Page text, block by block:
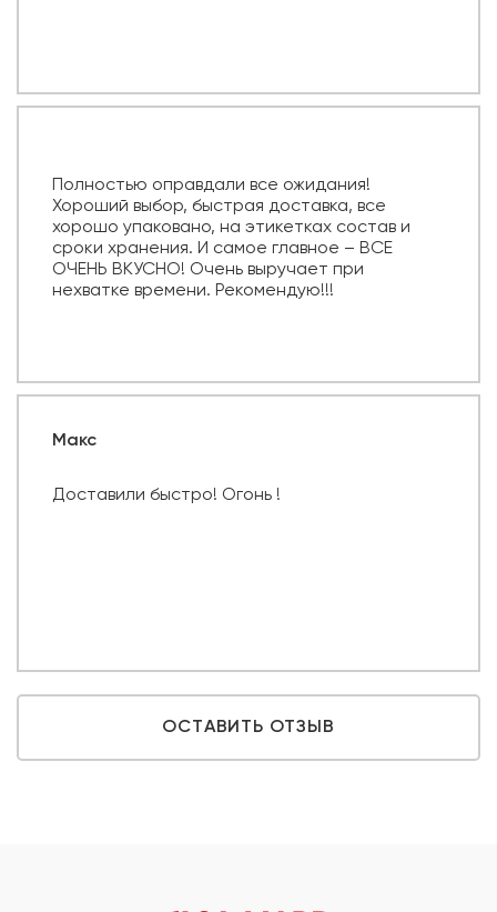
Полностью оправдали все ожидания!
Хороший выбор, быстрая доставка, все
хорошо упаковано, на этикетках состав и
сроки хранения. И самое главное – ВСЕ
ОЧЕНЬ ВКУСНО! Очень выручает при
нехватке времени. Рекомендую!!!
Макс
Доставили быстро! Огонь !
ОСТАВИТЬ ОТЗЫВ